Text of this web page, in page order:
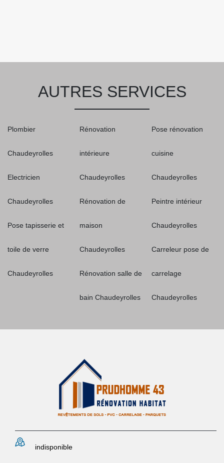
AUTRES SERVICES
Plombier
Chaudeyrolles
Electricien
Chaudeyrolles
Pose tapisserie et
toile de verre
Chaudeyrolles
Rénovation
intérieure
Chaudeyrolles
Rénovation de
maison
Chaudeyrolles
Rénovation salle de
bain Chaudeyrolles
Pose rénovation
cuisine
Chaudeyrolles
Peintre intérieur
Chaudeyrolles
Carreleur pose de
carrelage
Chaudeyrolles
indisponible